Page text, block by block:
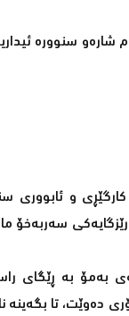
شارەو سنوورە
کارگێڕی و ئابووری
سەربەخۆ
بەمۆ بە ڕێگای
دەوێت، تا بگەینە